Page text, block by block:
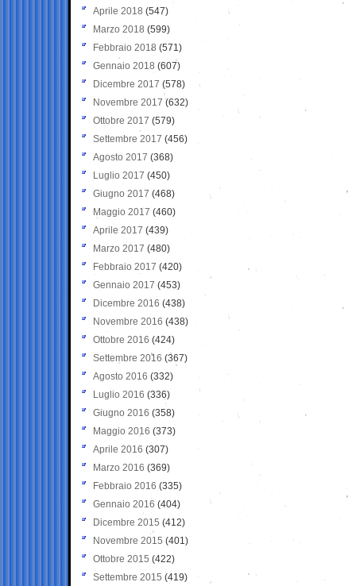
Aprile 2018 (547)
Marzo 2018 (599)
Febbraio 2018 (571)
Gennaio 2018 (607)
Dicembre 2017 (578)
Novembre 2017 (632)
Ottobre 2017 (579)
Settembre 2017 (456)
Agosto 2017 (368)
Luglio 2017 (450)
Giugno 2017 (468)
Maggio 2017 (460)
Aprile 2017 (439)
Marzo 2017 (480)
Febbraio 2017 (420)
Gennaio 2017 (453)
Dicembre 2016 (438)
Novembre 2016 (438)
Ottobre 2016 (424)
Settembre 2016 (367)
Agosto 2016 (332)
Luglio 2016 (336)
Giugno 2016 (358)
Maggio 2016 (373)
Aprile 2016 (307)
Marzo 2016 (369)
Febbraio 2016 (335)
Gennaio 2016 (404)
Dicembre 2015 (412)
Novembre 2015 (401)
Ottobre 2015 (422)
Settembre 2015 (419)